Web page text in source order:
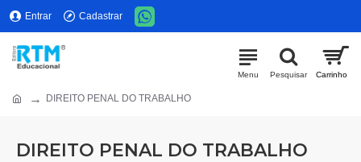
Entrar Cadastrar
DIREITO PENAL DO TRABALHO
DIREITO PENAL DO TRABALHO